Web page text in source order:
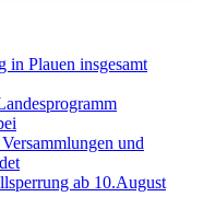
in Plauen insgesamt
und
ab 10.August